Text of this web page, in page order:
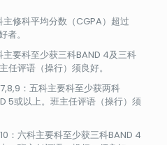
修科平均分数（CGPA）超过
者。
要科至少获三科BAND 4及三科
任评语（操行）须良好。
：五科主要科至少获两科
5或以上。班主任评语（操行）须
：六科主要科至少获三科BAND 4